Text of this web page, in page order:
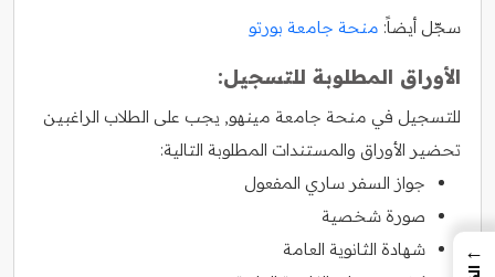
سجّل أيضاً: منحة جامعة بورتو
الأوراق المطلوبة للتسجيل:
للتسجيل في منحة جامعة مينهو, يجب على الطلاب الراغبين
تحضير الأوراق والمستندات المطلوبة التالية:
جواز السفر ساري المفعول
صورة شخصية
شهادة الثانوية العامة
←